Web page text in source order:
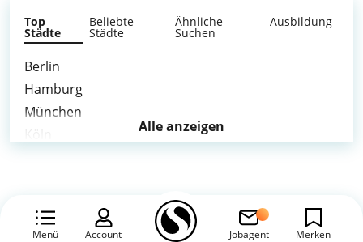
Menü Account Jobagent Merken
Top
Städte
Beliebte
Städte
Ähnliche
Suchen
Ausbildung
Berlin
Hamburg
München
Leipzig
Alle anzeigen